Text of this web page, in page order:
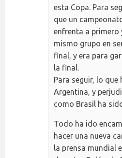
esta Copa. Para
que un
enfrenta a primero
mismo grupo en
final, y era para
la final.
Para seguir, lo
Argentina, y
como Brasil ha
Todo ha ido
hacer una nueva
la prensa mundial